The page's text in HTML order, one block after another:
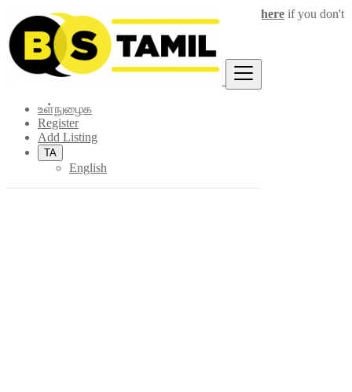
உள்நுழைக
Register
Add Listing
TA
English
Loginfor faster access to the best deals. Click here if you don't
have an account.